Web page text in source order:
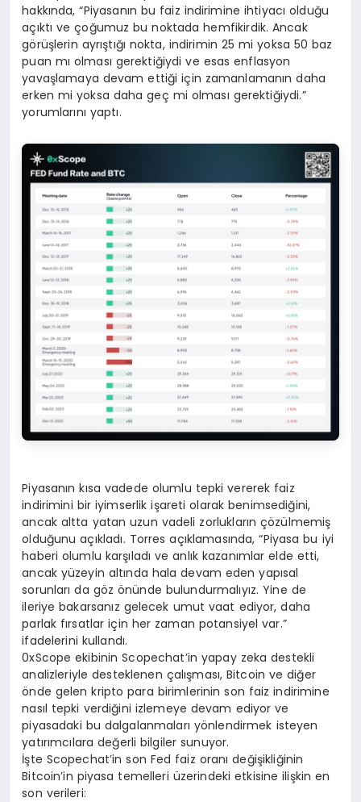
hakkında, “Piyasanın bu faiz indirimine ihtiyacı olduğu
açıktı ve çoğumuz bu noktada hemfikirdik. Ancak
görüşlerin ayrıştığı nokta, indirimin 25 mi yoksa 50 baz
puan mı olması gerektiğiydi ve esas enflasyon
yavaşlamaya devam ettiği için zamanlamanın daha
erken mi yoksa daha geç mi olması gerektiğiydi.”
yorumlarını yaptı.
Piyasanın kısa vadede olumlu tepki vererek faiz
indirimini bir iyimserlik işareti olarak benimsediğini,
ancak altta yatan uzun vadeli zorlukların çözülmemiş
olduğunu açıkladı. Torres açıklamasında, “Piyasa bu iyi
haberi olumlu karşıladı ve anlık kazanımlar elde etti,
ancak yüzeyin altında hala devam eden yapısal
sorunları da göz önünde bulundurmalıyız. Yine de
ileriye bakarsanız gelecek umut vaat ediyor, daha
parlak fırsatlar için her zaman potansiyel var.”
ifadelerini kullandı.
0xScope ekibinin Scopechat’in yapay zeka destekli
analizleriyle desteklenen çalışması, Bitcoin ve diğer
önde gelen kripto para birimlerinin son faiz indirimine
nasıl tepki verdiğini izlemeye devam ediyor ve
piyasadaki bu dalgalanmaları yönlendirmek isteyen
yatırımcılara değerli bilgiler sunuyor.
İşte Scopechat’in son Fed faiz oranı değişikliğinin
Bitcoin’in piyasa temelleri üzerindeki etkisine ilişkin en
son verileri: